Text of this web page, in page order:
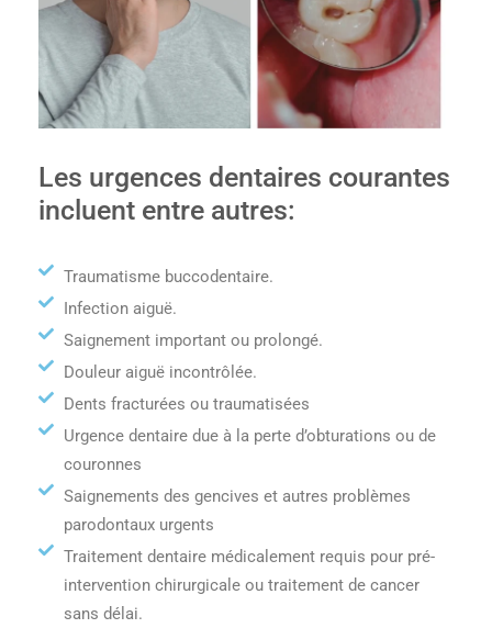
Les urgences dentaires courantes
incluent entre autres:
Traumatisme buccodentaire.
Infection aiguë.
Saignement important ou prolongé.
Douleur aiguë incontrôlée.
Dents fracturées ou traumatisées
Urgence dentaire due à la perte d’obturations ou de
couronnes
Saignements des gencives et autres problèmes
parodontaux urgents
Traitement dentaire médicalement requis pour pré-
intervention chirurgicale ou traitement de cancer
sans délai.